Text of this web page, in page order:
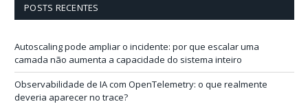
i
l
POSTS RECENTES
Autoscaling pode ampliar o incidente: por que escalar uma
camada não aumenta a capacidade do sistema inteiro
Observabilidade de IA com OpenTelemetry: o que realmente
deveria aparecer no trace?